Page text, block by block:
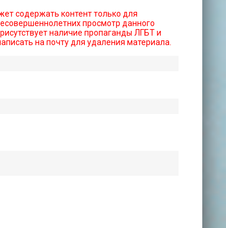
содержать контент только для
просмотр данного
наличие пропаганды ЛГБТ и
на почту для удаления материала.